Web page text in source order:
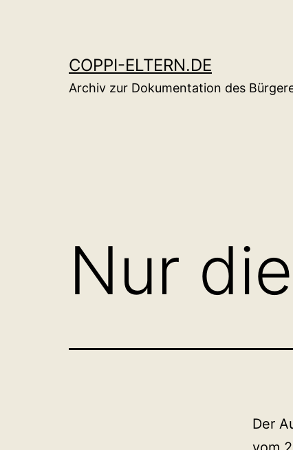
COPPI-ELTERN.DE
Archiv zur Dokumentation des
Nur
Der